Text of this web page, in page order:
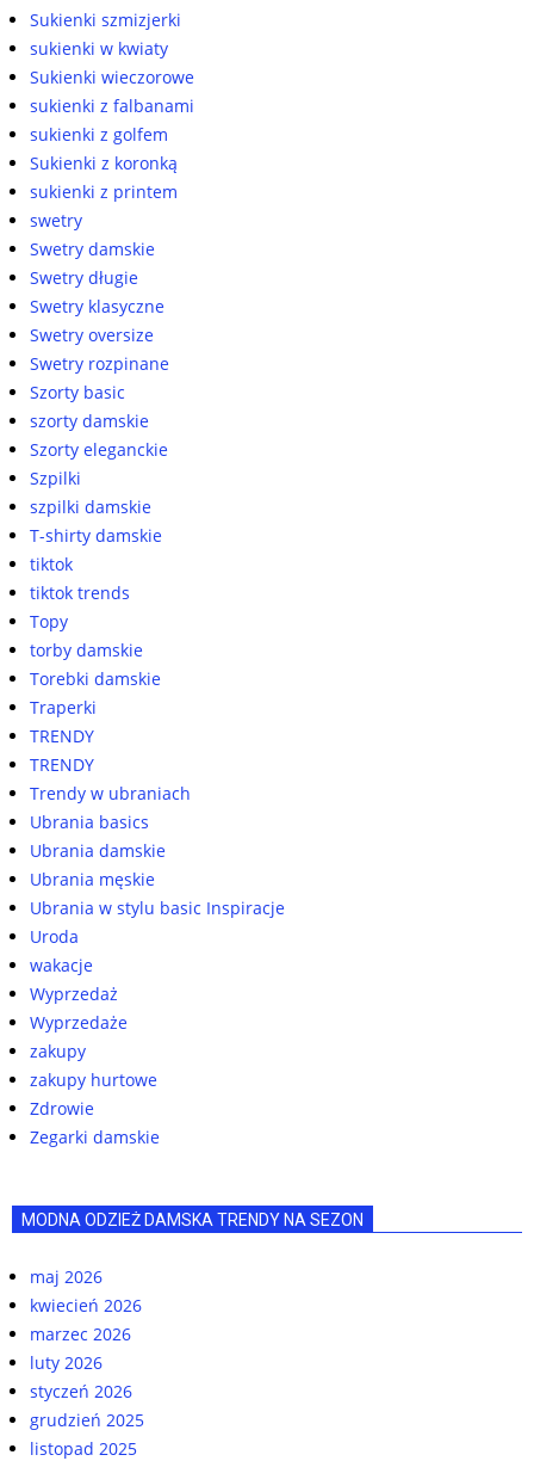
Sukienki szmizjerki
sukienki w kwiaty
Sukienki wieczorowe
sukienki z falbanami
sukienki z golfem
Sukienki z koronką
sukienki z printem
swetry
Swetry damskie
Swetry długie
Swetry klasyczne
Swetry oversize
Swetry rozpinane
Szorty basic
szorty damskie
Szorty eleganckie
Szpilki
szpilki damskie
T-shirty damskie
tiktok
tiktok trends
Topy
torby damskie
Torebki damskie
Traperki
TRENDY
TRENDY
Trendy w ubraniach
Ubrania basics
Ubrania damskie
Ubrania męskie
Ubrania w stylu basic Inspiracje
Uroda
wakacje
Wyprzedaż
Wyprzedaże
zakupy
zakupy hurtowe
Zdrowie
Zegarki damskie
MODNA ODZIEŻ DAMSKA TRENDY NA SEZON
maj 2026
kwiecień 2026
marzec 2026
luty 2026
styczeń 2026
grudzień 2025
listopad 2025